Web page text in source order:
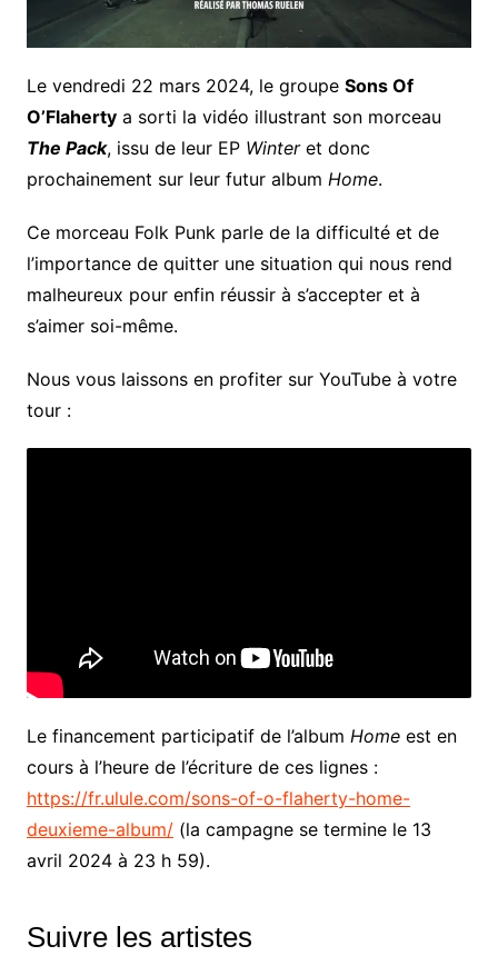
Le vendredi 22 mars 2024, le groupe Sons Of
O’Flahertya sorti la vidéo illustrant son morceau
The Pack, issu de leur EP Winteret donc
prochainement sur leur futur album Home.
Ce morceau Folk Punk parle de la difficulté et de
l’importance de quitter une situation qui nous rend
malheureux pour enfin réussir à s’accepter et à
s’aimer soi-même.
Nous vous laissons en profiter sur YouTube à votre
tour :
Le financement participatif de l’album Homeest en
cours à l’heure de l’écriture de ces lignes :
https://fr.ulule.com/sons-of-o-flaherty-home-
deuxieme-album/(la campagne se termine le 13
avril 2024 à 23 h 59).
Suivre les artistes